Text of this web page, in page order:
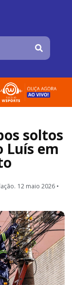
soltos
Luís em
12 maio 2026 •